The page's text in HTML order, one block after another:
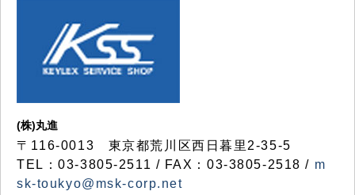
(株)丸進
〒116-0013 東京都荒川区西日暮里2-35-5
TEL：03-3805-2511 / FAX：03-3805-2518 / m
sk-toukyo@msk-corp.net